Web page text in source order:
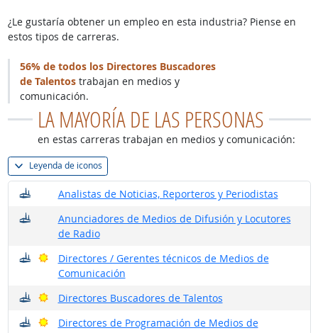
¿Le gustaría obtener un empleo en esta industria? Piense en
estos tipos de carreras.
56% de todos los Directores Buscadores
de Talentostrabajan en medios y
comunicación.
LA MAYORÍA DE LAS PERSONAS
en estas carreras trabajan en medios y comunicación:
Leyenda de iconos
Analistas de Noticias, Reporteros y Periodistas
¿Dónde trabajan?
Anunciadores de Medios de Difusión y Locutores
de Radio
¿Dónde trabajan?
Directores / Gerentes técnicos de Medios de
Comunicación
¿Dónde trabajan?
Buenas perspectivas
Directores Buscadores de Talentos
¿Dónde trabajan?
Buenas perspectivas
Directores de Programación de Medios de
¿Dónde trabajan?
Buenas perspectivas